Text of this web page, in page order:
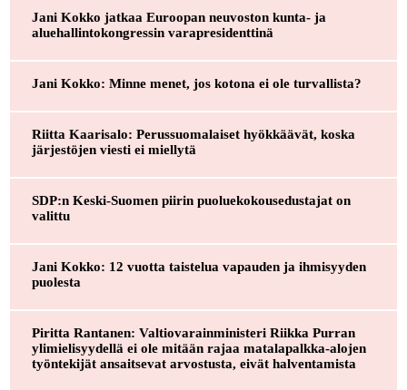
Jani Kokko jatkaa Euroopan neuvoston kunta- ja
aluehallintokongressin varapresidenttinä
Jani Kokko: Minne menet, jos kotona ei ole turvallista?
Riitta Kaarisalo: Perussuomalaiset hyökkäävät, koska
järjestöjen viesti ei miellytä
SDP:n Keski-Suomen piirin puoluekokousedustajat on
valittu
Jani Kokko: 12 vuotta taistelua vapauden ja ihmisyyden
puolesta
Piritta Rantanen: Valtiovarainministeri Riikka Purran
ylimielisyydellä ei ole mitään rajaa matalapalkka-alojen
työntekijät ansaitsevat arvostusta, eivät halventamista